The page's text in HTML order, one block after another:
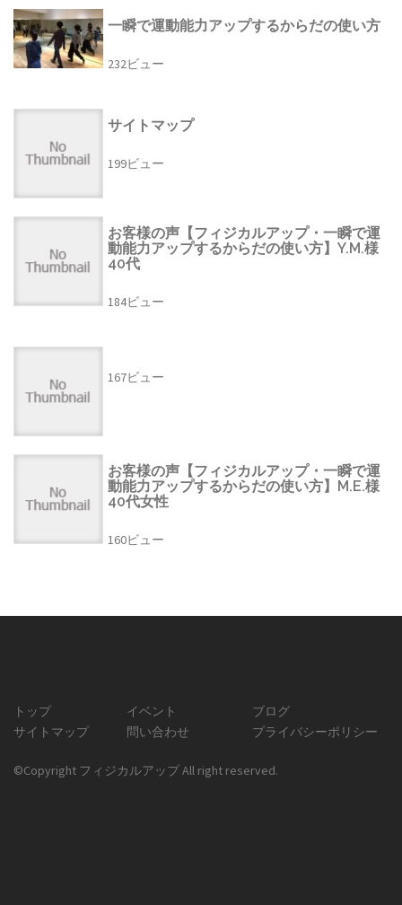
一瞬で運動能力アップするからだの使い方
232ビュー
サイトマップ
199ビュー
お客様の声【フィジカルアップ・一瞬で運
動能力アップするからだの使い方】Y.M.様
40代
184ビュー
167ビュー
お客様の声【フィジカルアップ・一瞬で運
動能力アップするからだの使い方】M.E.様
40代女性
160ビュー
トップ イベント
ブログ
サイトマップ
問い合わせ プライバシーポリシー
©Copyright フィジカルアップ All right reserved.